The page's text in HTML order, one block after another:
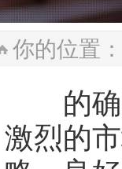
你的位置：
的确
激烈的